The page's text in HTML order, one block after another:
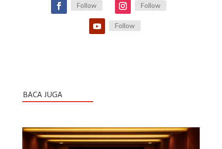
Follow Follow
Follow
BACA JUGA